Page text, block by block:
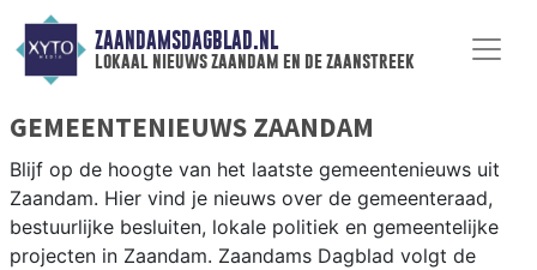
ZAANDAMSDAGBLAD.NL
lokaal nieuws zaandam en de zaanstreek
GEMEENTENIEUWS ZAANDAM
Blijf op de hoogte van het laatste gemeentenieuws uit
Zaandam. Hier vind je nieuws over de gemeenteraad,
bestuurlijke besluiten, lokale politiek en gemeentelijke
projecten in Zaandam. Zaandams Dagblad volgt de